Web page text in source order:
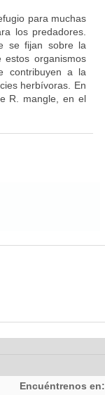
para muchas
los predadores.
se fijan sobre la
organismos
contribuyen a la
herbívoras. En
R. mangle, en el
Encuéntrenos en: